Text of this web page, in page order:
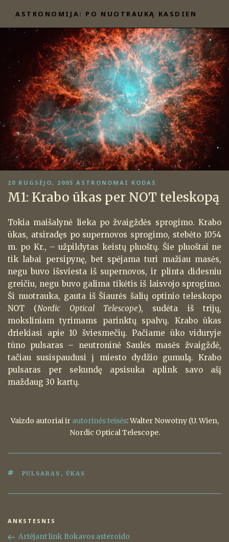
prie
turinio
ASTRONOMIJA: PO NUOTRAUKĄ KASDIEN
PASKELBTA
20 RUGSĖJO, 2005 ASTRONOMAI KODAS
M1: Krabo ūkas per NOT teleskopą
Tokia maišalynė lieka po žvaigždės sprogimo. Krabo
ūkas, atsiradęs po supernovos sprogimo, stebėto 1054
m. po Kr., – užpildytas keistų pluoštų. Šie pluoštai ne
tik labai persipynę, bet spėjama turi mažiau masės,
negu buvo išsviesta iš supernovos, ir plinta didesniu
greičiu, negu buvo galima tikėtis iš laisvojo sprogimo.
Ši nuotrauka, gauta iš Šiaurės šalių optinio teleskopo
NOT (Nordic Optical Telescope), sudėta iš trijų,
moksliniam tyrimams parinktų spalvų. Krabo ūkas
driekiasi apie 10 šviesmečių. Pačiame ūko viduryje
tūno pulsaras – neutroninė Saulės masės žvaigždė,
tačiau susispaudusi į miesto dydžio gumulą. Krabo
pulsaras per sekundę apsisuka aplink savo ašį
maždaug 30 kartų.
Vaizdo autoriai ir autorinės teisės: Walter Nowotny (U. Wien,
Nordic Optical Telescope.
ŽYMOS
PULSARAS , ŪKAS
Navigacija
tarp
Ankstesnis
įrašas
ANKSTESNIS
Artėjant link Itokavos asteroido